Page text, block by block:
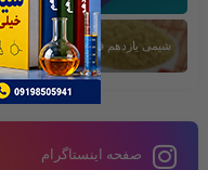
شیمی یازدهم فصل دوم
صفحه اینستاگرام